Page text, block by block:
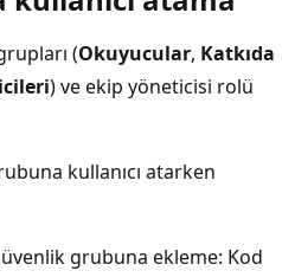
(Okuyucular, Katkıda
) ve ekip yöneticisi rolü
kullanıcı atarken
grubuna ekleme: Kod